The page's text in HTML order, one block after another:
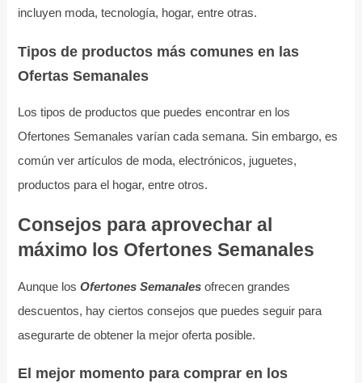
incluyen moda, tecnología, hogar, entre otras.
Tipos de productos más comunes en las
Ofertas Semanales
Los tipos de productos que puedes encontrar en los
Ofertones Semanales varían cada semana. Sin embargo, es
común ver artículos de moda, electrónicos, juguetes,
productos para el hogar, entre otros.
Consejos para aprovechar al
máximo los Ofertones Semanales
Aunque los Ofertones Semanalesofrecen grandes
descuentos, hay ciertos consejos que puedes seguir para
asegurarte de obtener la mejor oferta posible.
El mejor momento para comprar en los